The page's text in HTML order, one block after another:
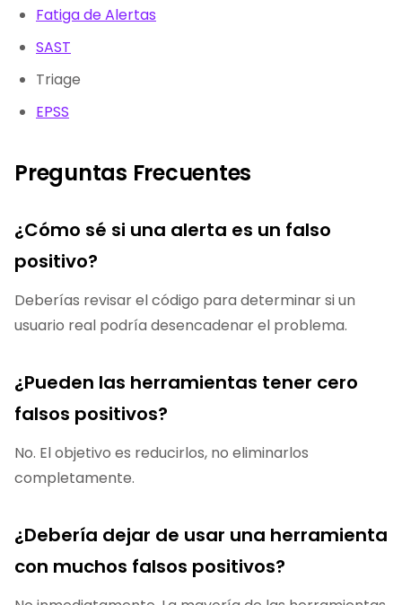
Fatiga de Alertas
SAST
Triage
EPSS
Preguntas Frecuentes
¿Cómo sé si una alerta es un falso
positivo?
Deberías revisar el código para determinar si un
usuario real podría desencadenar el problema.
¿Pueden las herramientas tener cero
falsos positivos?
No. El objetivo es reducirlos, no eliminarlos
completamente.
¿Debería dejar de usar una herramienta
con muchos falsos positivos?